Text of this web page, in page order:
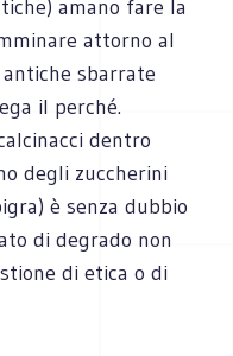
amano fare la
attorno al
sbarrate
il perché.
dentro
degli zuccherini
è senza dubbio
di degrado non
di etica o di